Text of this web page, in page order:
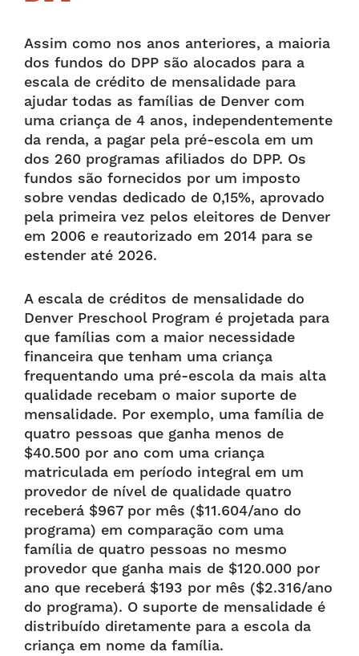
Assim como nos anos anteriores, a maioria
dos fundos do DPP são alocados para a
escala de crédito de mensalidade para
ajudar todas as famílias de Denver com
uma criança de 4 anos, independentemente
da renda, a pagar pela pré-escola em um
dos 260 programas afiliados do DPP. Os
fundos são fornecidos por um imposto
sobre vendas dedicado de 0,15%, aprovado
pela primeira vez pelos eleitores de Denver
em 2006 e reautorizado em 2014 para se
estender até 2026.
A escala de créditos de mensalidade do
Denver Preschool Program é projetada para
que famílias com a maior necessidade
financeira que tenham uma criança
frequentando uma pré-escola da mais alta
qualidade recebam o maior suporte de
mensalidade. Por exemplo, uma família de
quatro pessoas que ganha menos de
$40.500 por ano com uma criança
matriculada em período integral em um
provedor de nível de qualidade quatro
receberá $967 por mês ($11.604/ano do
programa) em comparação com uma
família de quatro pessoas no mesmo
provedor que ganha mais de $120.000 por
ano que receberá $193 por mês ($2.316/ano
do programa). O suporte de mensalidade é
distribuído diretamente para a escola da
criança em nome da família.